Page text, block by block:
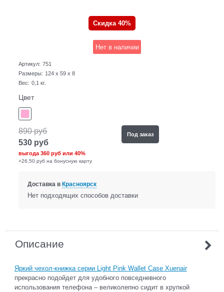
Скидка 40%
Нет в наличии
Артикул: 751
Размеры: 124 x 59 x 8
Вес: 0,1 кг.
Цвет
890 руб
530 руб
выгода360 руб или40%
+26,50 руб на бонусную карту
Под заказ
Доставка в Красноярск
Нет подходящих способов доставки
Описание
Яркий чехол-книжка серии Light Pink Wallet Case Xuenair
прекрасно подойдет для удобного повседневного
использования телефона – великолепно сидит в хрупкой